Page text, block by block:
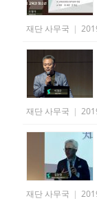
재단 사무국 |
재단 사무국 |
재단 사무국 |